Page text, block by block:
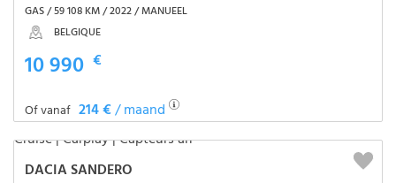
GAS / 59 108 KM / 2022 / MANUEEL
BELGIQUE
10 990 €
Of vanaf 214 €/ maand
DACIA SANDERO